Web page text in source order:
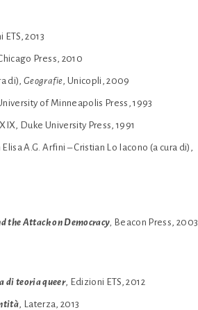
ETS, 2013
Press, 2010
di),Geografie , Unicopli, 2009
of Minneapolis Press, 1993
Duke University Press, 1991
Elisa A.G. Arfini – Cristian Lo Iacono (a cura di),
the Attack on Democracy Beacon Press, 2003
di teoria queer, Edizioni ETS, 2012
, Laterza, 2013